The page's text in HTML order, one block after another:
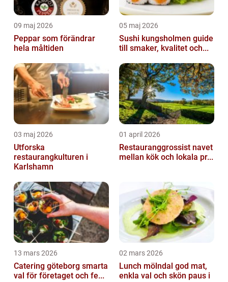
09 maj 2026
Peppar som förändrar
hela måltiden
05 maj 2026
Sushi kungsholmen guide
till smaker, kvalitet och...
03 maj 2026
Utforska
restaurangkulturen i
Karlshamn
01 april 2026
Restauranggrossist navet
mellan kök och lokala pr...
13 mars 2026
Catering göteborg smarta
val för företaget och fe...
02 mars 2026
Lunch mölndal god mat,
enkla val och skön paus i